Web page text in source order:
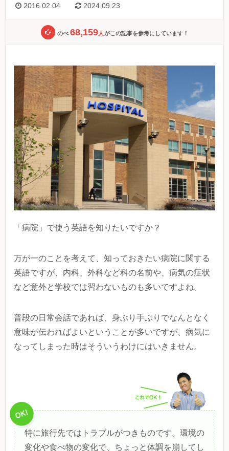
2016.02.04 2024.09.23
のべ 68,159人 がこの記事を参考にしています！
「病院」で使う英語を知りたいですか？
万が一のことを考えて、知っておきたい病院に関する
英語ですが、内科、外科など科の名前や、病気の症状
など意外と学校では習わないものも多いですよね。
普段の日常会話であれば、身ぶり手ぶりでなんとなく
意味が伝わればよいということが多いですが、病気に
なってしまった時はそういうわけにはいきません。
特に旅行先ではトラブルがつきものです。環境の
変化や食べ物の変化で、ちょっと体調を崩してし